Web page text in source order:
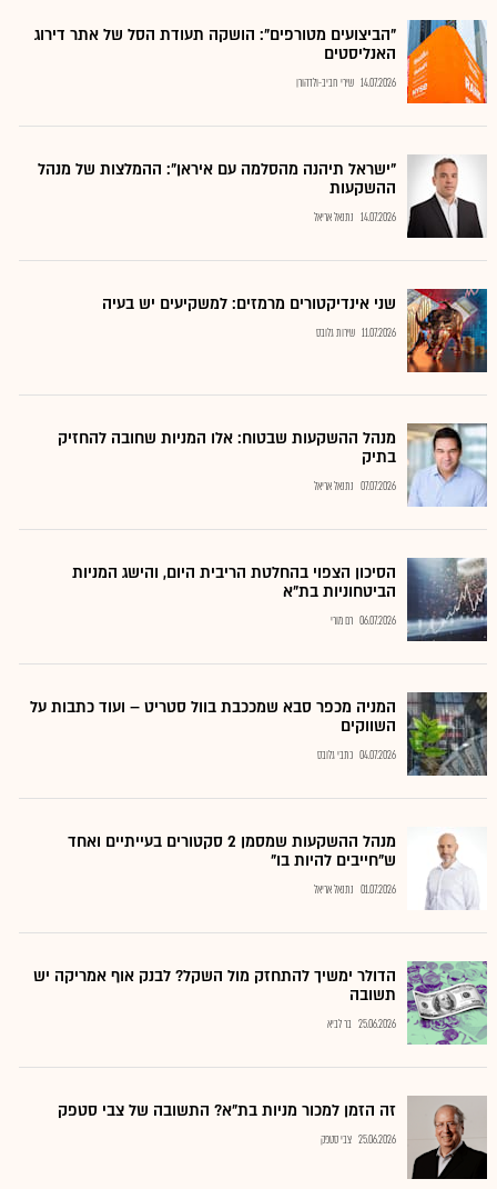
"הביצועים מטורפים": הושקה תעודת הסל של אתר דירוג
האנליסטים
14.07.2026 שירי חביב-ולדהורן
"ישראל תיהנה מהסלמה עם איראן": ההמלצות של מנהל
ההשקעות
14.07.2026 נתנאל אריאל
שני אינדיקטורים מרמזים: למשקיעים יש בעיה
11.07.2026 שירות גלובס
מנהל ההשקעות שבטוח: אלו המניות שחובה להחזיק
בתיק
07.07.2026 נתנאל אריאל
הסיכון הצפוי בהחלטת הריבית היום, והישג המניות
הביטחוניות בת"א
06.07.2026 רם מורי
המניה מכפר סבא שמככבת בוול סטריט – ועוד כתבות על
השווקים
04.07.2026 כתבי גלובס
מנהל ההשקעות שמסמן 2 סקטורים בעייתיים ואחד
ש"חייבים להיות בו"
01.07.2026 נתנאל אריאל
הדולר ימשיך להתחזק מול השקל? לבנק אוף אמריקה יש
תשובה
25.06.2026 בר לביא
זה הזמן למכור מניות בת"א? התשובה של צבי סטפק
25.06.2026 צבי סטפק